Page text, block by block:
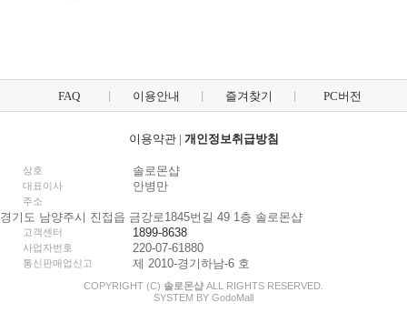
FAQ 이용안내 즐겨찾기 PC버전
이용약관| 개인정보취급방침
상호 솔로몬샵
대표이사 안병만
주소
경기도 남양주시 진접읍 금강로1845번길 49 1층 솔로몬샵
고객센터 1899-8638
사업자번호 220-07-61880
통신판매업신고 제 2010-경기하남-6 호
COPYRIGHT (C) 솔로몬샵 ALL RIGHTS RESERVED.
SYSTEM BY GodoMall